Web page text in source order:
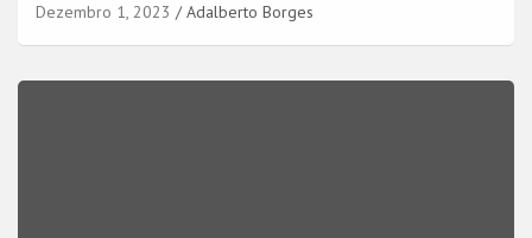
Dezembro 1, 2023 Adalberto Borges